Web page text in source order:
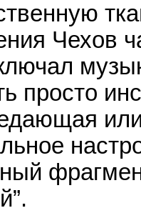
Чехов
просто